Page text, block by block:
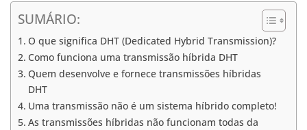
SUMÁRIO:
O que significa DHT (Dedicated Hybrid Transmission)?
Como funciona uma transmissão híbrida DHT
Quem desenvolve e fornece transmissões híbridas
DHT
Uma transmissão não é um sistema híbrido completo!
As transmissões híbridas não funcionam todas da